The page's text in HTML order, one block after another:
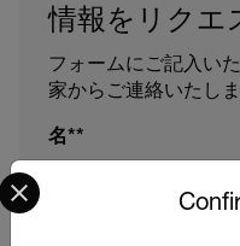
情報をリクエ
フォームにご記入い
家からご連絡いたしま
名*
Select your preferred